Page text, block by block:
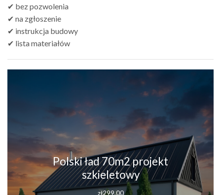
✔ bez pozwolenia
✔ na zgłoszenie
✔ instrukcja budowy
✔ lista materiałów
Polski ład 70m2 projekt
szkieletowy
zł299.00